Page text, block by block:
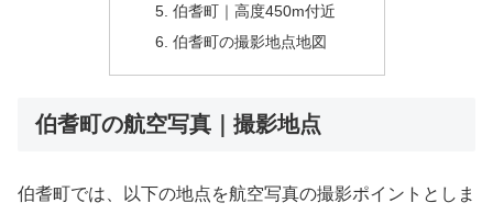
伯耆町｜高度450m付近
伯耆町の撮影地点地図
伯耆町の航空写真｜撮影地点
伯耆町では、以下の地点を航空写真の撮影ポイントとしま